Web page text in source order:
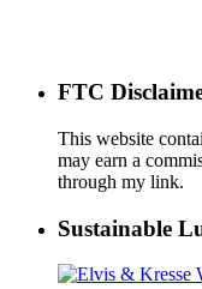
FTC
This website
may earn a
through my link.
Sustainable